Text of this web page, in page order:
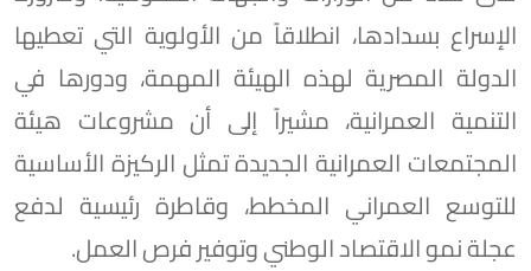
الإسراع بسدادها، انطلاقاً من الأولوية التي تعطيها
الدولة المصرية لهذه الهيئة المهمة، ودورها في
التنمية العمرانية، مشيراً إلى أن مشروعات هيئة
المجتمعات العمرانية الجديدة تمثل الركيزة الأساسية
للتوسع العمراني المخطط، وقاطرة رئيسية لدفع
عجلة نمو الاقتصاد الوطني وتوفير فرص العمل.